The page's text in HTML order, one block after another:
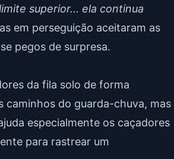
superior... ela continua
em perseguição aceitaram as
pegos de surpresa.
da fila solo de forma
do guarda-chuva, mas
especialmente os caçadores
para rastrear um